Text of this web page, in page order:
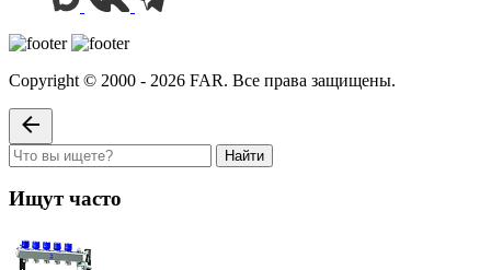
Copyright © 2000 - 2026 FAR. Все права защищены.
Найти
Ищут часто